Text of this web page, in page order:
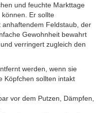
und feuchte Markttage
Er sollte
Feldstaub, der
Gewohnheit bewahrt
und verringert zugleich den
werden, wenn sie
Köpfchen sollten intakt
vor dem Putzen, Dämpfen,